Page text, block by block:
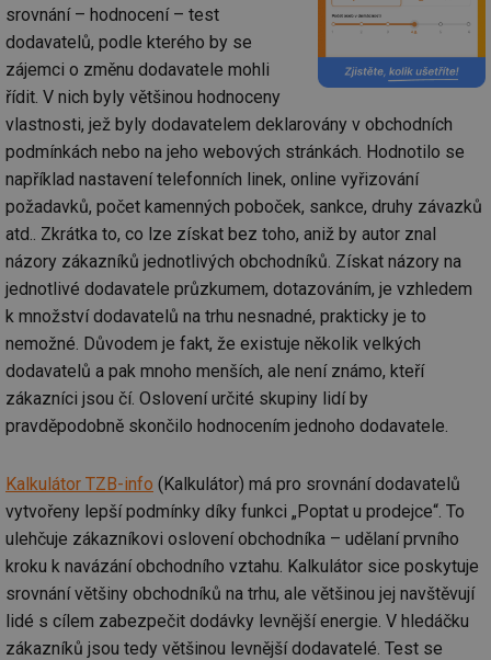
srovnání – hodnocení – test
dodavatelů, podle kterého by se
zájemci o změnu dodavatele mohli
řídit. V nich byly většinou hodnoceny
vlastnosti, jež byly dodavatelem deklarovány v obchodních
podmínkách nebo na jeho webových stránkách. Hodnotilo se
například nastavení telefonních linek, online vyřizování
požadavků, počet kamenných poboček, sankce, druhy závazků
atd.. Zkrátka to, co lze získat bez toho, aniž by autor znal
názory zákazníků jednotlivých obchodníků. Získat názory na
jednotlivé dodavatele průzkumem, dotazováním, je vzhledem
k množství dodavatelů na trhu nesnadné, prakticky je to
nemožné. Důvodem je fakt, že existuje několik velkých
dodavatelů a pak mnoho menších, ale není známo, kteří
zákazníci jsou čí. Oslovení určité skupiny lidí by
pravděpodobně skončilo hodnocením jednoho dodavatele.
Kalkulátor TZB-info (Kalkulátor) má pro srovnání dodavatelů
vytvořeny lepší podmínky díky funkci „Poptat u prodejce“. To
ulehčuje zákazníkovi oslovení obchodníka – udělaní prvního
kroku k navázání obchodního vztahu. Kalkulátor sice poskytuje
srovnání většiny obchodníků na trhu, ale většinou jej navštěvují
lidé s cílem zabezpečit dodávky levnější energie. V hledáčku
zákazníků jsou tedy většinou levnější dodavatelé. Test se